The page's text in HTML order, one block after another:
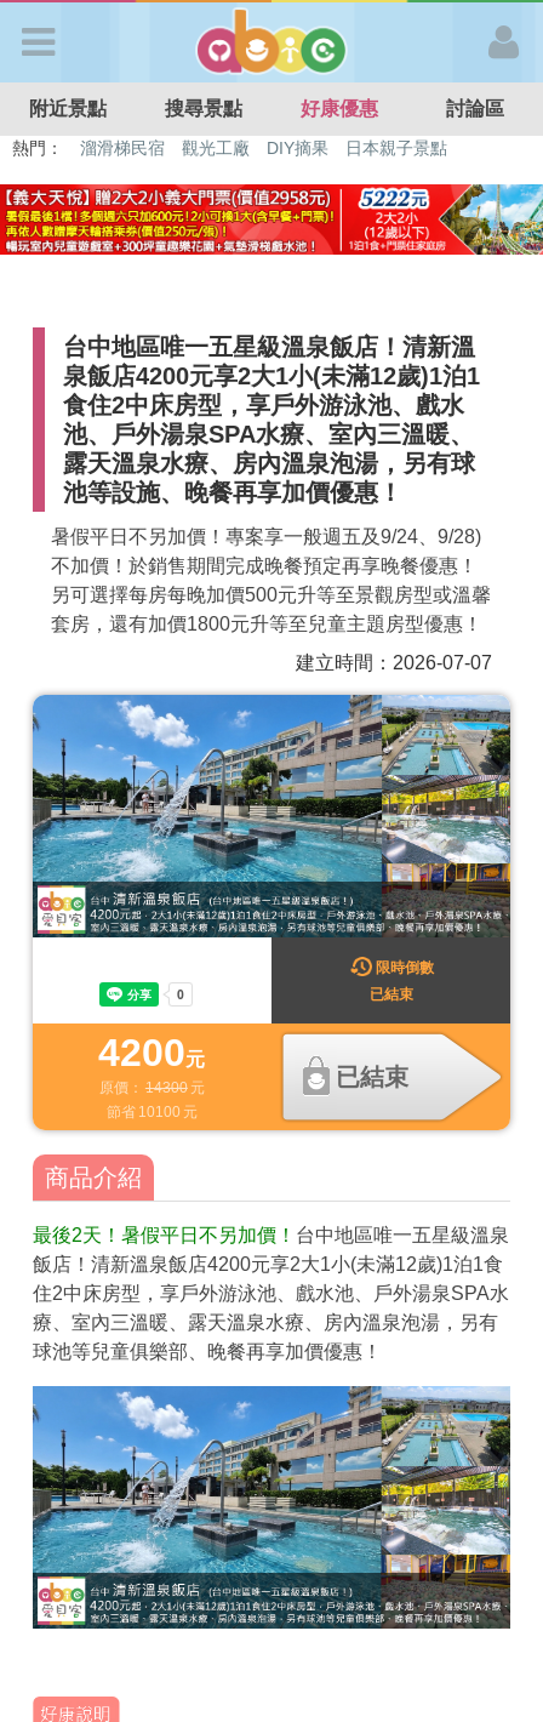
APP登入
首 頁
好康優惠
最新消息
最新留言
商家合作
討論區
聯絡我們
APP下載
附近景點 搜尋景點 好康優惠 討論區
熱門： 特色遊戲場 親子住房優惠 台北親子餐廳
溫泉泡湯SPA
台中地區唯一五星級溫泉飯店！清新溫
泉飯店4200元享2大1小(未滿12歲)1泊1
食住2中床房型，享戶外游泳池、戲水
池、戶外湯泉SPA水療、室內三溫暖、
露天溫泉水療、房內溫泉泡湯，另有球
池等設施、晚餐再享加價優惠！
暑假平日不另加價！專案享一般週五及9/24、9/28)
不加價！於銷售期間完成晚餐預定再享晚餐優惠！
另可選擇每房每晚加價500元升等至景觀房型或溫馨
套房，還有加價1800元升等至兒童主題房型優惠！
建立時間：2026-07-07
4200元
原價： 14300 元
節省 10100 元
已結束
限時倒數
已結束
商品介紹
最後2天！暑假平日不另加價！ 台中地區唯一五星級溫泉
飯店！清新溫泉飯店4200元享2大1小(未滿12歲)1泊1食
住2中床房型，享戶外游泳池、戲水池、戶外湯泉SPA水
療、室內三溫暖、露天溫泉水療、房內溫泉泡湯，另有
球池等兒童俱樂部、晚餐再享加價優惠！